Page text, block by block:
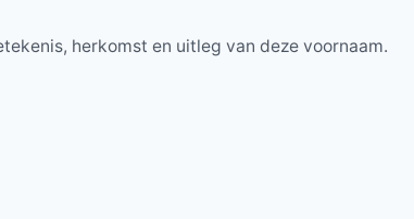
herkomst en uitleg van deze voornaam.